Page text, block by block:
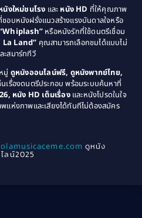
ก้าวพ้นวัย(1)
of-Age(3)
(1)
ญากรรม(78)
(4)
1978
1975
1970
1968
1963
งใหม่ชนโรง และ หนัง HD ที่ให้คุณภาพ
อบหนังฝรั่งแนวสร้างแรงบันดาลใจหรือ
หรือหนังรักที่ใช้ดนตรีเชื่อม
La Land” คุณสามารถเลือกชมได้แบบไม่
สมาร์ททีวี
มู่ ดูหนังออนไลน์ฟรี, ดูหนังพากย์ไทย,
เรื่องดนตรีประกอบ พร้อมระบบค้นหาที่
หนัง HD เต็มเรื่องและหนังโปรดในใจ
แห่งภาพและเสียงได้ทันทีไม่ต้องสมัคร
ดูหนัง
ลน์2025